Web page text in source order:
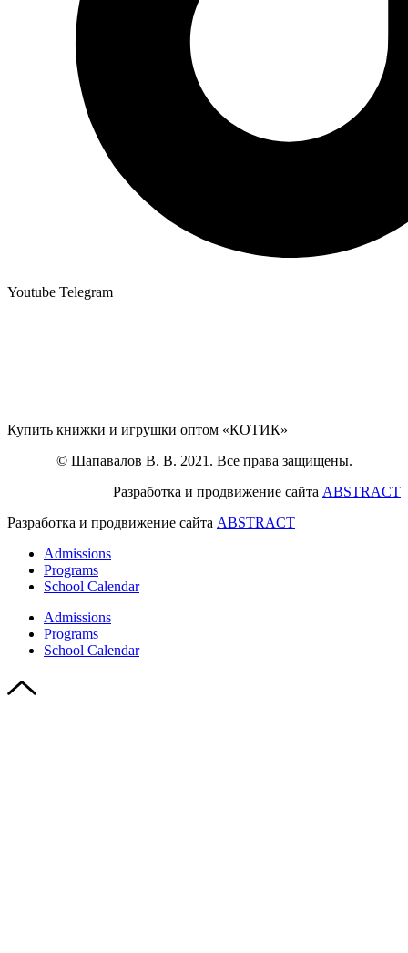
Youtube Telegram
Купить книжки и игрушки оптом «КОТИК»
© Шапавалов В. В. 2021. Все права защищены.
Разработка и продвижение сайта ABSTRACT
Разработка и продвижение сайта ABSTRACT
Admissions
Programs
School Calendar
Admissions
Programs
School Calendar